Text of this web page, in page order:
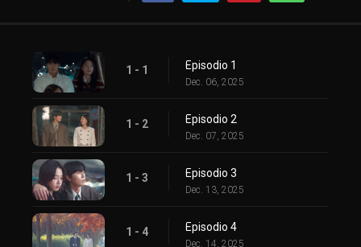
1 - 1 Episodio 1
Dec. 06, 2025
1 - 2 Episodio 2
Dec. 07, 2025
1 - 3 Episodio 3
Dec. 13, 2025
1 - 4 Episodio 4
Dec. 14, 2025